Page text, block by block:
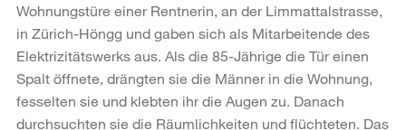
Wohnungstüre einer Rentnerin, an der Limmattalstrasse,
in Zürich-Höngg und gaben sich als Mitarbeitende des
Elektrizitätswerks aus. Als die 85-Jährige die Tür einen
Spalt öffnete, drängten sie die Männer in die Wohnung,
fesselten sie und klebten ihr die Augen zu. Danach
durchsuchten sie die Räumlichkeiten und flüchteten. Das